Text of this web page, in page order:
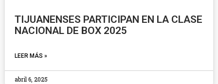
TIJUANENSES PARTICIPAN EN LA CLASE
NACIONAL DE BOX 2025
LEER MÁS »
abril 6, 2025